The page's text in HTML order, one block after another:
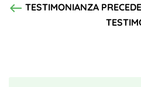
west TESTIMONIANZA